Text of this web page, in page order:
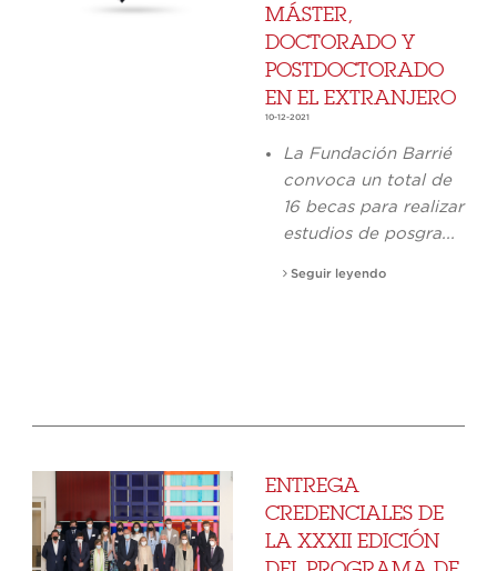
MÁSTER,
DOCTORADO Y
POSTDOCTORADO
EN EL EXTRANJERO
10-12-2021
La Fundación Barrié
convoca un total de
16 becas para realizar
estudios de posgra...
Seguir leyendo
ENTREGA
CREDENCIALES DE
LA XXXII EDICIÓN